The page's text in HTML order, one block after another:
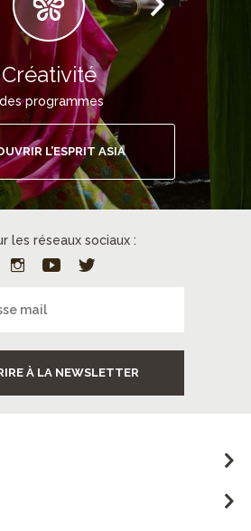
Créativité
des programmes
L’ESPRIT ASIA
les réseaux sociaux :
À LA NEWSLETTER